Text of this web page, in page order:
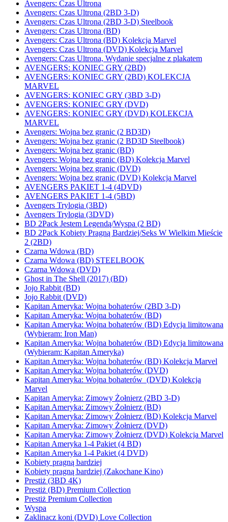
Avengers: Czas Ultrona
Avengers: Czas Ultrona (2BD 3-D)
Avengers: Czas Ultrona (2BD 3-D) Steelbook
Avengers: Czas Ultrona (BD)
Avengers: Czas Ultrona (BD) Kolekcja Marvel
Avengers: Czas Ultrona (DVD) Kolekcja Marvel
Avengers: Czas Ultrona, Wydanie specjalne z plakatem
AVENGERS: KONIEC GRY (2BD)
AVENGERS: KONIEC GRY (2BD) KOLEKCJA
MARVEL
AVENGERS: KONIEC GRY (3BD 3-D)
AVENGERS: KONIEC GRY (DVD)
AVENGERS: KONIEC GRY (DVD) KOLEKCJA
MARVEL
Avengers: Wojna bez granic (2 BD3D)
Avengers: Wojna bez granic (2 BD3D Steelbook)
Avengers: Wojna bez granic (BD)
Avengers: Wojna bez granic (BD) Kolekcja Marvel
Avengers: Wojna bez granic (DVD)
Avengers: Wojna bez granic (DVD) Kolekcja Marvel
AVENGERS PAKIET 1-4 (4DVD)
AVENGERS PAKIET 1-4 (5BD)
Avengers Trylogia (3BD)
Avengers Trylogia (3DVD)
BD 2Pack Jestem Legendą/Wyspa (2 BD)
BD 2Pack Kobiety Pragną Bardziej/Seks W Wielkim Mieście
2 (2BD)
Czarna Wdowa (BD)
Czarna Wdowa (BD) STEELBOOK
Czarna Wdowa (DVD)
Ghost in The Shell (2017) (BD)
Jojo Rabbit (BD)
Jojo Rabbit (DVD)
Kapitan Ameryka: Wojna bohaterów (2BD 3-D)
Kapitan Ameryka: Wojna bohaterów (BD)
Kapitan Ameryka: Wojna bohaterów (BD) Edycja limitowana
(Wybieram: Iron Man)
Kapitan Ameryka: Wojna bohaterów (BD) Edycja limitowana
(Wybieram: Kapitan Ameryka)
Kapitan Ameryka: Wojna bohaterów (BD) Kolekcja Marvel
Kapitan Ameryka: Wojna bohaterów (DVD)
Kapitan Ameryka: Wojna bohaterów (DVD) Kolekcja
Marvel
Kapitan Ameryka: Zimowy Żołnierz (2BD 3-D)
Kapitan Ameryka: Zimowy Żołnierz (BD)
Kapitan Ameryka: Zimowy Żołnierz (BD) Kolekcja Marvel
Kapitan Ameryka: Zimowy Żołnierz (DVD)
Kapitan Ameryka: Zimowy Żołnierz (DVD) Kolekcja Marvel
Kapitan Ameryka 1-4 Pakiet (4 BD)
Kapitan Ameryka 1-4 Pakiet (4 DVD)
Kobiety pragną bardziej
Kobiety pragną bardziej (Zakochane Kino)
Prestiż (3BD 4K)
Prestiż (BD) Premium Collection
Prestiż Premium Collection
Wyspa
Zaklinacz koni (DVD) Love Collection